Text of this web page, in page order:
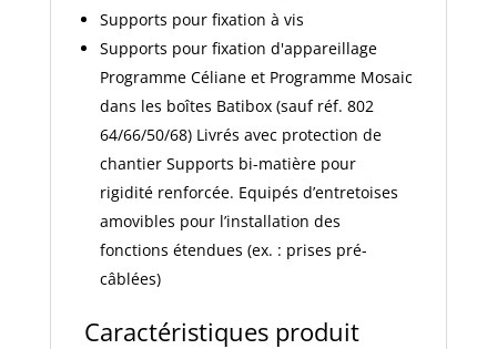
Supports pour fixation à vis
Supports pour fixation d'appareillage
Programme Céliane et Programme Mosaic
dans les boîtes Batibox (sauf réf. 802
64/66/50/68) Livrés avec protection de
chantier Supports bi-matière pour
rigidité renforcée. Equipés d’entretoises
amovibles pour l’installation des
fonctions étendues (ex. : prises pré-
câblées)
Caractéristiques produit